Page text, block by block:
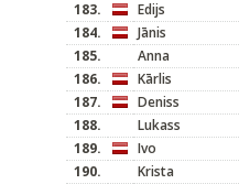
183.
Edijs
184.
Jānis
185.
Anna
186.
Kārlis
187.
Deniss
188.
Lukass
189.
Ivo
190.
Krista